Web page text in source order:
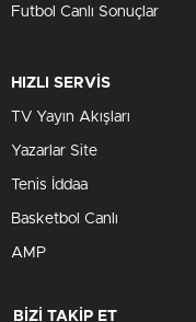
Futbol Canlı Sonuçlar
HIZLI SERVİS
TV Yayın Akışları
Yazarlar Site
Tenis İddaa
Basketbol Canlı
AMP
BİZİ TAKİP ET